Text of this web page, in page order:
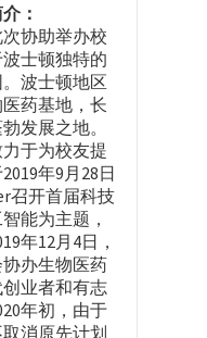
：
协助举办校
士顿独特的
波士顿地区
药基地，长
发展之地。
于为校友提
年9月28日
召开首届科技
能为主题，
年12月4日，
办生物医药
业者和有志
年初，由于
消原先计划